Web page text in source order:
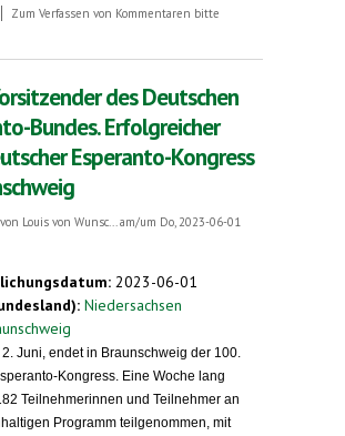
über Sehnsucht nach einer Sprache für alle
Zum Verfassen von Kommentaren bitte
des Deutschen
Bundes. Erfolgreicher
Esperanto-Kongress
Louis von Wunsc...
am/um Do, 2023-06-01
2023-06-01
Niedersachsen
Juni, endet in Braunschweig der 100.
Kongress. Eine Woche lang
Teilnehmerinnen und Teilnehmer an
Programm teilgenommen, mit